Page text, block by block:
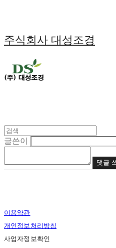
주식회사 대성조경
글쓴이
댓글
이용약관
개인정보처리방침
사업자정보확인